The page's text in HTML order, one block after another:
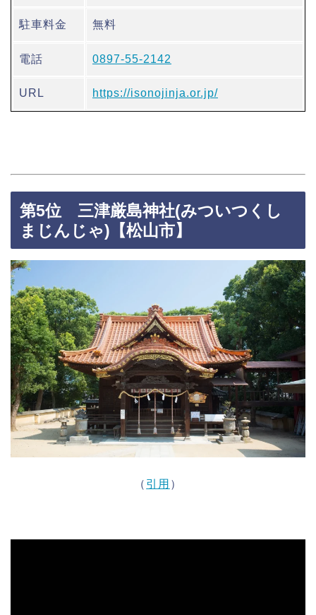
駐車料金 無料
電話 0897-55-2142
URL https://isonojinja.or.jp/
第5位 三津厳島神社(みついつくし
まじんじゃ)【松山市】
（ 引用 ）